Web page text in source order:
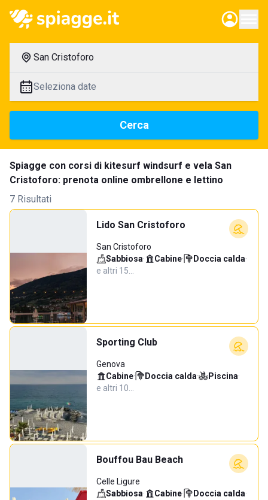
San Cristoforo
Seleziona date
Cerca
Spiagge con corsi di kitesurf windsurf e vela San
Cristoforo: prenota online ombrellone e lettino
7 Risultati
Lido San Cristoforo
San Cristoforo
Sabbiosa· Cabine· Doccia calda·
e altri 15…
Sporting Club
Genova
Cabine· Doccia calda· Piscina·
e altri 10…
Bouffou Bau Beach
Celle Ligure
Sabbiosa· Cabine· Doccia calda·